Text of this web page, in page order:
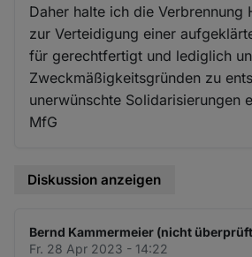
Daher halte ich die Verbrennung
zur Verteidigung einer
für gerechtfertigt und lediglich
Zweckmäßigkeitsgründen zu
unerwünschte Solidarisierungen
MfG
Diskussion anzeigen
Bernd Kammermeier (nicht
Fr. 28 Apr 2023 - 14:22